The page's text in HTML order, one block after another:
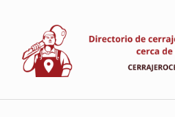
contenido